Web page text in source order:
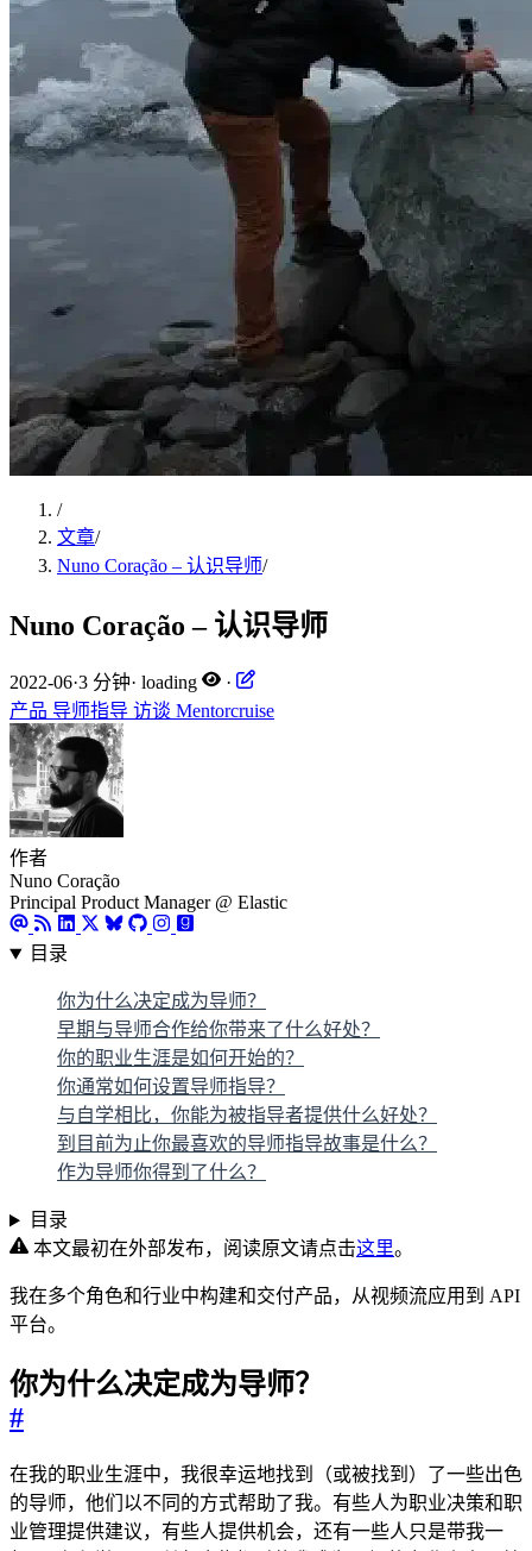
/
文章/
Nuno Coração – 认识导师/
Nuno Coração – 认识导师
2022-06·3 分钟· loading
·
产品 导师指导 访谈 Mentorcruise
作者
Nuno Coração
Principal Product Manager @ Elastic
目录
你为什么决定成为导师？
早期与导师合作给你带来了什么好处？
你的职业生涯是如何开始的？
你通常如何设置导师指导？
与自学相比，你能为被指导者提供什么好处？
到目前为止你最喜欢的导师指导故事是什么？
作为导师你得到了什么？
目录
本文最初在外部发布，阅读原文请点击这里。
我在多个角色和行业中构建和交付产品，从视频流应用到 API
平台。
你为什么决定成为导师？
#
在我的职业生涯中，我很幸运地找到（或被找到）了一些出色
的导师，他们以不同的方式帮助了我。有些人为职业决策和职
业管理提供建议，有些人提供机会，还有一些人只是带我一